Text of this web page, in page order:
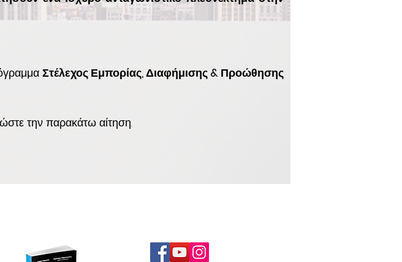
Στέλεχος Εμπορίας, Διαφήμισης & Προώθησης
την παρακάτω αίτηση.